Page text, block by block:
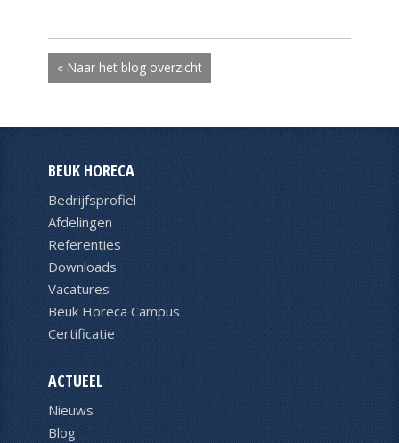
« Naar het blog overzicht
BEUK HORECA
Bedrijfsprofiel
Afdelingen
Referenties
Downloads
Vacatures
Beuk Horeca Campus
Certificatie
ACTUEEL
Nieuws
Blog